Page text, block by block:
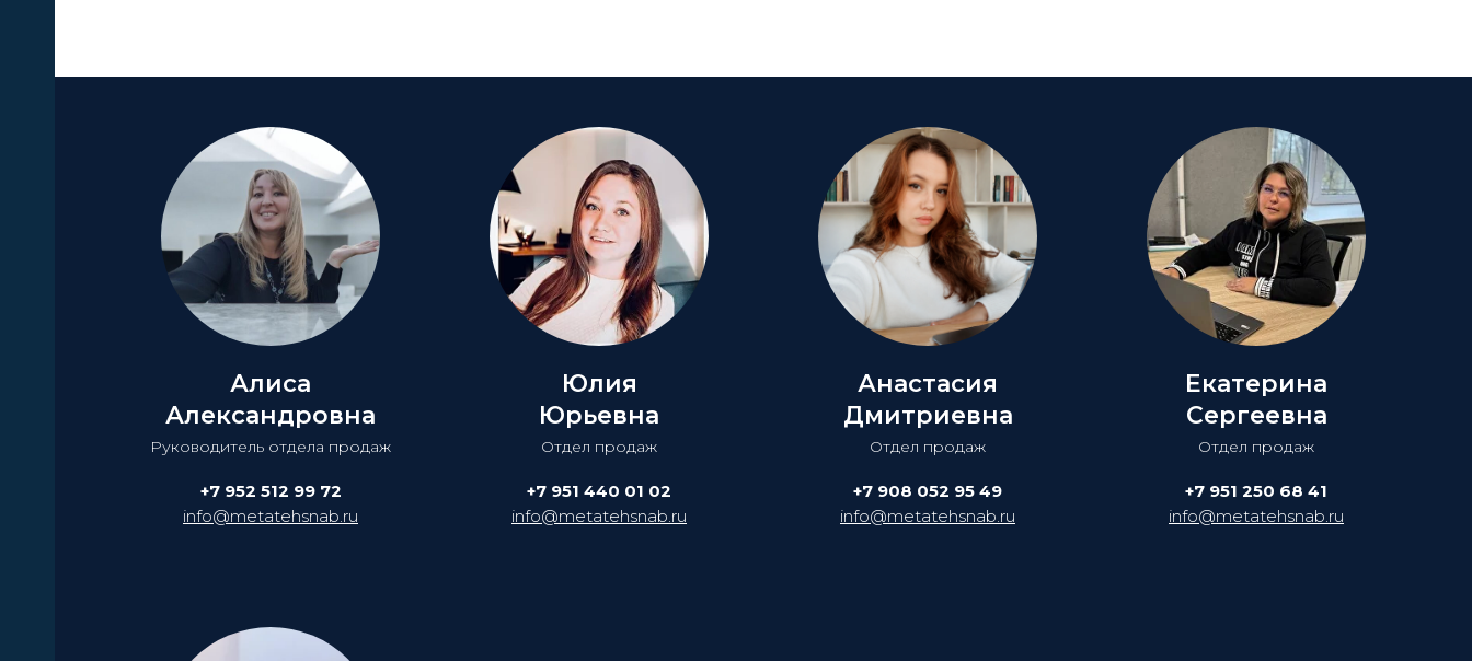
Алиса
Александровна
Руководитель отдела продаж
+7 952 512 99 72
info@metatehsnab.ru
Юлия
Юрьевна
Отдел продаж
+7 951 440 01 02
info@metatehsnab.ru
Анастасия
Дмитриевна
Отдел продаж
+7 908 052 95 49
info@metatehsnab.ru
Екатерина
Сергеевна
Отдел продаж
+7 951 250 68 41
info@metatehsnab.ru